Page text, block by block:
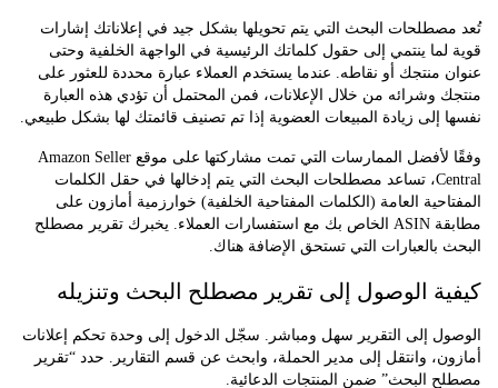
البحث التي يتم تحويلها بشكل جيد في إعلاناتك إشارات
ينتمي إلى حقول كلماتك الرئيسية في الواجهة الخلفية وحتى
منتجك أو نقاطه. عندما يستخدم العملاء عبارة محددة للعثور على
وشرائه من خلال الإعلانات، فمن المحتمل أن تؤدي هذه العبارة
إلى زيادة المبيعات العضوية إذا تم تصنيف قائمتك لها بشكل طبيعي.
وفقًا لأفضل الممارسات التي تمت مشاركتها على موقع Amazon Seller
Central، تساعد مصطلحات البحث التي يتم إدخالها في حقل الكلمات
العامة (الكلمات المفتاحية الخلفية) خوارزمية أمازون على
مطابقة ASIN الخاص بك مع استفسارات العملاء. يخبرك تقرير مصطلح
بالعبارات التي تستحق الإضافة هناك.
الوصول إلى تقرير مصطلح البحث وتنزيله
إلى التقرير سهل ومباشر. سجّل الدخول إلى وحدة تحكم إعلانات
وانتقل إلى مدير الحملة، وابحث عن قسم التقارير. حدد “تقرير
البحث” ضمن المنتجات الدعائية.